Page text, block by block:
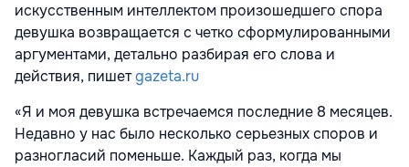
искусственным интеллектом произошедшего спора
девушка возвращается с четко сформулированными
аргументами, детально разбирая его слова и
действия, пишетgazeta.ru
«Я и моя девушка встречаемся последние 8 месяцев.
Недавно у нас было несколько серьезных споров и
разногласий поменьше. Каждый раз, когда мы